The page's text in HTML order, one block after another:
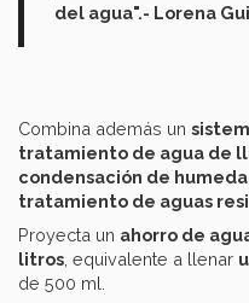
del agua".- Lorena
Combina además un
tratamiento de agua de
condensación de
tratamiento de aguas
Proyecta un ahorro de
litros , equivalente a llenar
de 500 ml.